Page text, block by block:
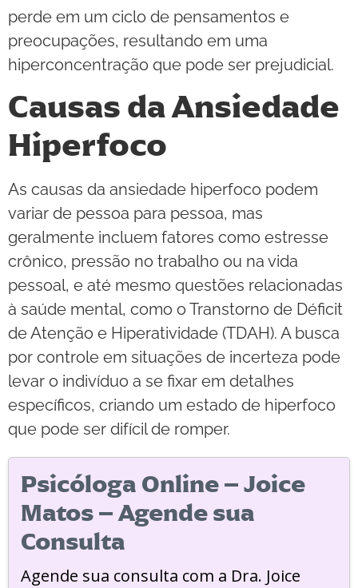
perde em um ciclo de pensamentos e
preocupações, resultando em uma
hiperconcentração que pode ser prejudicial.
Causas da Ansiedade
Hiperfoco
As causas da ansiedade hiperfoco podem
variar de pessoa para pessoa, mas
geralmente incluem fatores como estresse
crônico, pressão no trabalho ou na vida
pessoal, e até mesmo questões relacionadas
à saúde mental, como o Transtorno de Déficit
de Atenção e Hiperatividade (TDAH). A busca
por controle em situações de incerteza pode
levar o indivíduo a se fixar em detalhes
específicos, criando um estado de hiperfoco
que pode ser difícil de romper.
Psicóloga Online – Joice
Matos – Agende sua
Consulta
Agende sua consulta com a Dra. Joice